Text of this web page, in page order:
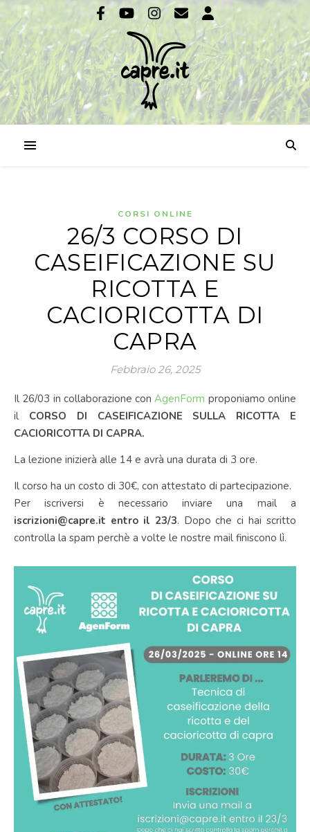
CORSI ONLINE
26/3 CORSO DI
CASEIFICAZIONE SU
RICOTTA E
CACIORICOTTA DI
CAPRA
Febbraio 26, 2025
Il 26/03 in collaborazione conAgenForm proponiamo online
il CORSO DI CASEIFICAZIONE SULLA RICOTTA E
CACIORICOTTA DI CAPRA.
La lezione inizierà alle 14 e avrà una durata di 3 ore.
Il corso ha un costo di 30€, con attestato di partecipazione.
Per iscriversi è necessario inviare una mail a
iscrizioni@capre.it entro il 23/3. Dopo che ci hai scritto
controlla la spam perchè a volte le nostre mail finiscono lì.